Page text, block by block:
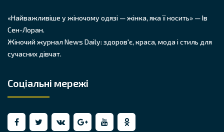
«Найважливіше у жіночому одязі — жінка, яка її носить» — Ів
Сен-Лоран.
Жіночий журнал News Daily: здоров'є, краса, мода і стиль для
сучасних дівчат.
Соціальні мережі